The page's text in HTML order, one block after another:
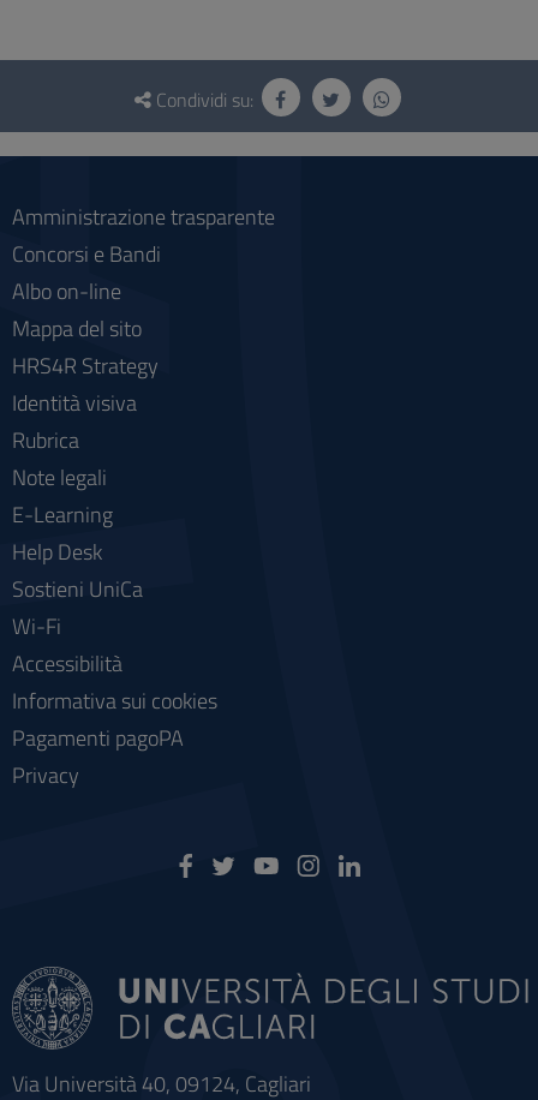
Questionario
social
Condividi su:
Via Università 40, 09124, Cagliari
Amministrazione trasparente
Concorsi e Bandi
Albo on-line
Mappa del sito
HRS4R Strategy
Identità visiva
Rubrica
Note legali
E-Learning
Help Desk
Sostieni UniCa
Wi-Fi
Accessibilità
Informativa sui cookies
Pagamenti pagoPA
Privacy